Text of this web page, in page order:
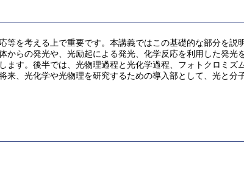
を考える上で重要です。本講義ではこの基礎的な部分を説
らの発光や、光励起による発光、化学反応を利用した発光
す。後半では、光物理過程と光化学過程、フォトクロミズ
、光化学や光物理を研究するための導入部として、光と分